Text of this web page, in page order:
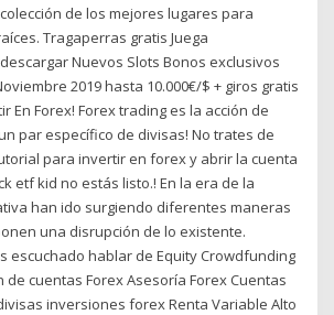
de los mejores lugares para
Tragaperras gratis Juega
Nuevos Slots Bonos exclusivos
2019 hasta 10.000€/$ + giros gratis
En Forex! Forex trading es la acción de
par específico de divisas! No trates de
para invertir en forex y abrir la cuenta
etf kid no estás listo.! En la era de la
han ido surgiendo diferentes maneras
una disrupción de lo existente.
escuchado hablar de Equity Crowdfunding
cuentas Forex Asesoría Forex Cuentas
inversiones forex Renta Variable Alto